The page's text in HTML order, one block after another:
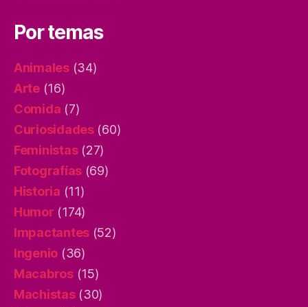
Por temas
Animales(34)
Arte(16)
Comida (7)
Curiosidades(60)
Feministas(27)
Fotografías (69)
Historia (11)
Humor (174)
Impactantes (52)
Ingenio (36)
Macabros(15)
Machistas(30)